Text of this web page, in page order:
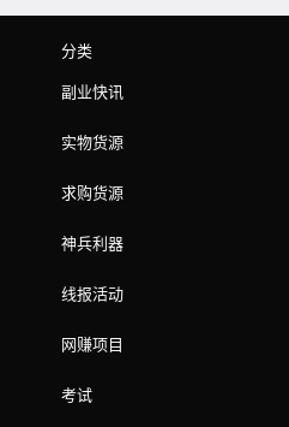
分类
副业快讯
实物货源
求购货源
神兵利器
线报活动
网赚项目
考试